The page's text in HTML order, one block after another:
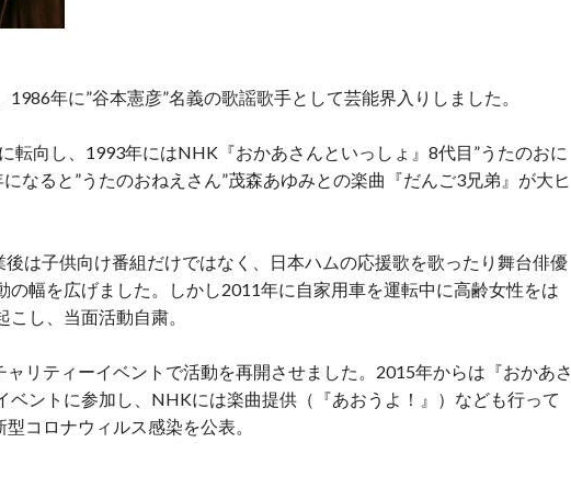
年に”谷本憲彦”名義の歌謡歌手として芸能界入りしました。
転向し、1993年にはNHK『おかあさんといっしょ』8代目”うたのおに
なると”うたのおねえさん”茂森あゆみとの楽曲『だんご3兄弟』が大ヒ
後は子供向け番組だけではなく、日本ハムの応援歌を歌ったり舞台俳優
の幅を広げました。しかし2011年に自家用車を運転中に高齢女性をは
し、当面活動自粛。
リティーイベントで活動を再開させました。2015年からは『おかあさ
ベントに参加し、NHKには楽曲提供（『あおうよ！』）なども行って
コロナウィルス感染を公表。